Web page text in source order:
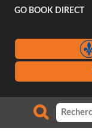
GO BOOK DIRECT